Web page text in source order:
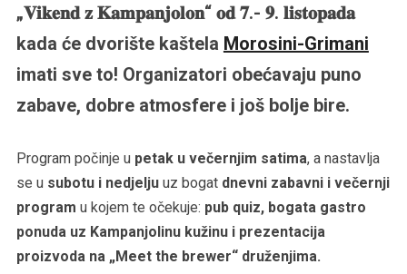
„𝐕𝐢𝐤𝐞𝐧𝐝 𝐳 𝐊𝐚𝐦𝐩𝐚𝐧𝐣𝐨𝐥𝐨𝐧“ 𝐨𝐝 𝟕.- 𝟗. 𝐥𝐢𝐬𝐭𝐨𝐩𝐚𝐝𝐚
kada će dvorište kaštela Morosini-Grimani
imati sve to! Organizatori obećavaju puno
zabave, dobre atmosfere i još bolje bire.
Program počinje u petak u večernjim satima, a nastavlja
se u subotu i nedjeljuuz bogat dnevni zabavni i večernji
program u kojem te očekuje: pub quiz, bogata gastro
ponuda uz Kampanjolinu kužinu i prezentacija
proizvoda na „Meet the brewer“ druženjima.